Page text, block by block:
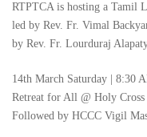
RTPTCA is hosting a Tamil
led by Rev. Fr. Vimal
by Rev. Fr. Lourduraj
14th March Saturday | 8:30
Retreat for All @ Holy Cross
Followed by HCCC Vigil